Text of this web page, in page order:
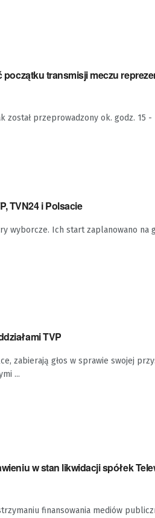
transmisji meczu
przeprowadzony ok. godz. 15 -
TVN24 i Polsacie
wyborcze. Ich start zaplanowano na
TVP
zabierają głos w sprawie swojej
...
w stan likwidacji spółek
finansowania mediów